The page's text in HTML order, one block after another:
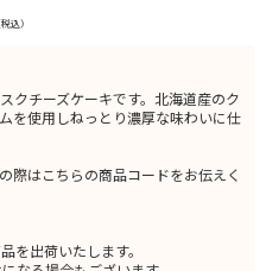
込）
クチーズケーキです。北海道産のク
を使用しねっとり濃厚な味わいに仕
はこちらの商品コードをお伝えく
を出荷いたします。